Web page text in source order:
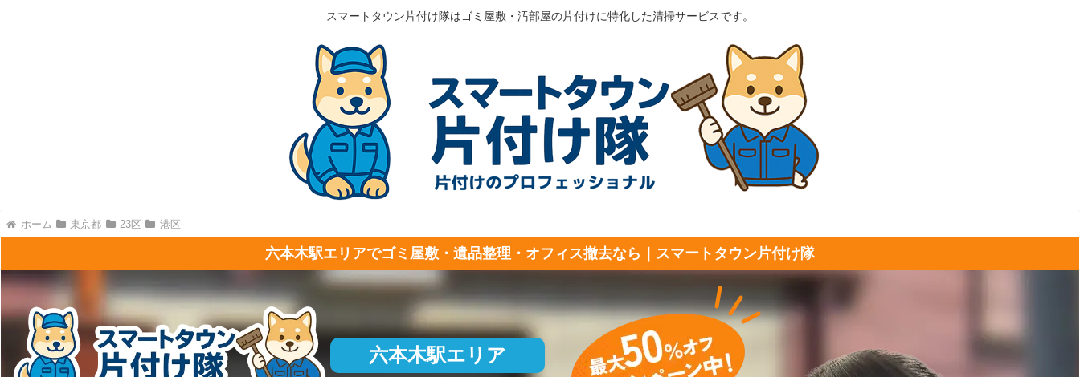
スマートタウン片付け隊はゴミ屋敷・汚部屋の片付けに特化した清掃サービスです。
ホーム 東京都 23区 港区
六本木駅エリアでゴミ屋敷・遺品整理・オフィス撤去なら｜スマートタウン片付け隊
六本木駅エリア